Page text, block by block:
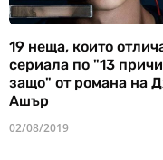
19 неща, които
сериала по "13
защо" от романа на
Ашър
02/08/2019